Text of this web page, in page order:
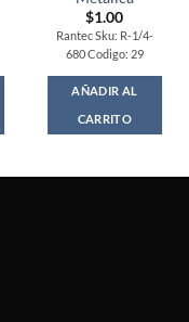
$1.00
Rantec Sku: R-1/4-
680 Codigo: 29
AÑADIR AL
CARRITO